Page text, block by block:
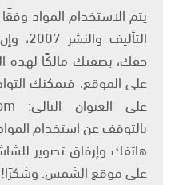
حقك، بصفتك مالكًا لهذه
على الموقع، فيمكنك
بالتوقف عن استخدام
هاتفك وإرفاق تصوير
على موقع الشمس. وشكرًا!